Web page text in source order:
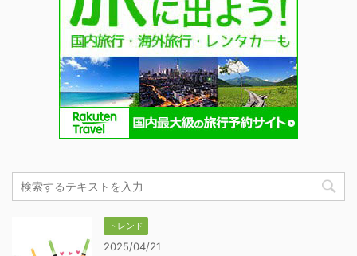
トレンド
2025/04/21